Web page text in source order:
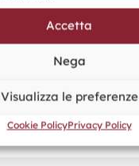
Accetta
Nega
Visualizza le preferenze
Cookie PolicyPrivacy Policy